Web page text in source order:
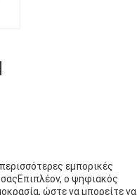
εμπορικές
ο ψηφιακός
ώστε να μπορείτε να